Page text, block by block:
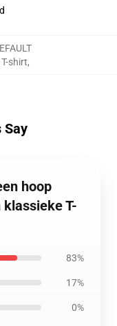
shirt,
Say
hoop
T-
83%
17%
0%